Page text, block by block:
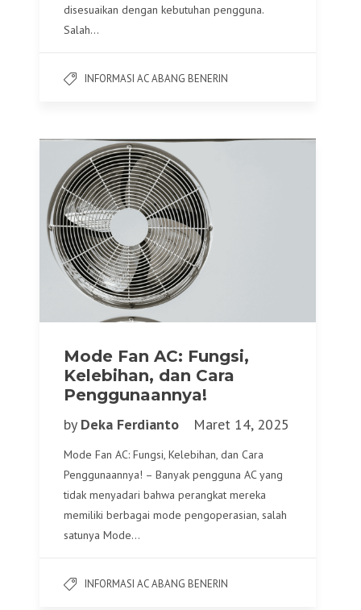
disesuaikan dengan kebutuhan pengguna.
Salah…
INFORMASI AC ABANG BENERIN
Mode Fan AC: Fungsi,
Kelebihan, dan Cara
Penggunaannya!
by Deka Ferdianto Maret 14, 2025
Mode Fan AC: Fungsi, Kelebihan, dan Cara
Penggunaannya! – Banyak pengguna AC yang
tidak menyadari bahwa perangkat mereka
memiliki berbagai mode pengoperasian, salah
satunya Mode…
INFORMASI AC ABANG BENERIN